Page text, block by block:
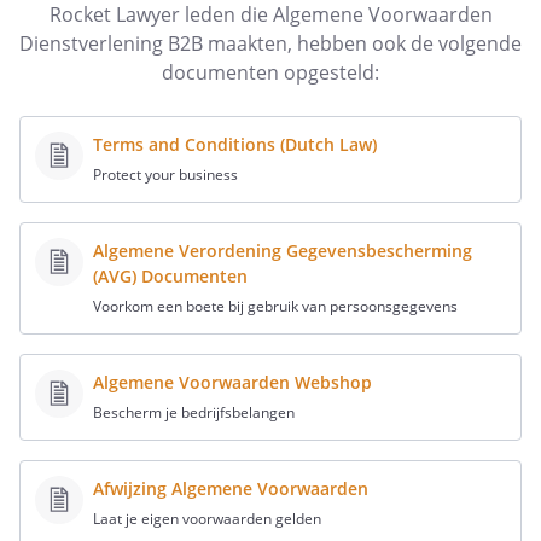
Aan de tweede voorwaarde is voldaan door je Algemene
Voorwaarden fysiek te overhandigen of als bijlage bij je
offerte per e-mail te voegen. Als je vaker zaken doet met
voldoe je aan je informatieplicht, dan hoef je dat niet
meer te doen bij volgende overeenkomsten.
Wat staat er in deze Algemene
Voorwaarden Diensten B2B?
In deze Algemene Voorwaarden Zakelijke Dienstverlening
staat onder meer:
afspraken over het honorarium voor de dienstverlener
de duur van de dienstverlening
de optie voor een clausule over intellectueel
eigendom
de rechten en plichten bij overmacht
Rocket Lawyer leden die Algemene Voorwaarden
Dienstverlening B2B maakten, hebben ook de volgende
documenten opgesteld:
Terms and Conditions (Dutch Law)
Protect your business
Algemene Verordening Gegevensbescherming
(AVG) Documenten
Voorkom een boete bij gebruik van persoonsgegevens
Algemene Voorwaarden Webshop
Bescherm je bedrijfsbelangen
Afwijzing Algemene Voorwaarden
Laat je eigen voorwaarden gelden